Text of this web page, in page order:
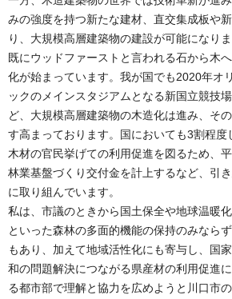
みの強度を持つ新たな建材、直交集成板や
り、大規模高層建築物の建設が可能になり
既にウッドファーストと言われる石から木
化が始まっています。我が国でも2020年オ
ックのメインスタジアムとなる新国立競技
ど、大規模高層建築物の木造化は進み、そ
す高まっております。国においても3割程度
木材の官民挙げての利用促進を図るため、
林業基盤づくり交付金を計上するなど、引
に取り組んでいます。
私は、市議のときから国土保全や地球温暖
といった森林の多面的機能の保持のみなら
もあり、加えて地域活性化にも寄与し、国
和の問題解決につながる県産材の利用促進
る都市部で理解と協力を広めようと川口市